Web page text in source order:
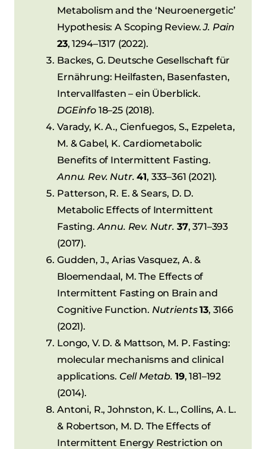
Metabolism and the ‘Neuroenergetic’
Hypothesis: A Scoping Review.J. Pain
23, 1294–1317 (2022).
Backes, G. Deutsche Gesellschaft für
Ernährung: Heilfasten, Basenfasten,
Intervallfasten – ein Überblick.
DGEinfo18–25 (2018).
Varady, K. A., Cienfuegos, S., Ezpeleta,
M. & Gabel, K. Cardiometabolic
Benefits of Intermittent Fasting.
Annu. Rev. Nutr. 41, 333–361 (2021).
Patterson, R. E. & Sears, D. D.
Metabolic Effects of Intermittent
Fasting.Annu. Rev. Nutr. 37, 371–393
(2017).
Gudden, J., Arias Vasquez, A. &
Bloemendaal, M. The Effects of
Intermittent Fasting on Brain and
Cognitive Function. Nutrients 13, 3166
(2021).
Longo, V. D. & Mattson, M. P. Fasting:
molecular mechanisms and clinical
applications. Cell Metab. 19, 181–192
(2014).
Antoni, R., Johnston, K. L., Collins, A. L.
& Robertson, M. D. The Effects of
Intermittent Energy Restriction on